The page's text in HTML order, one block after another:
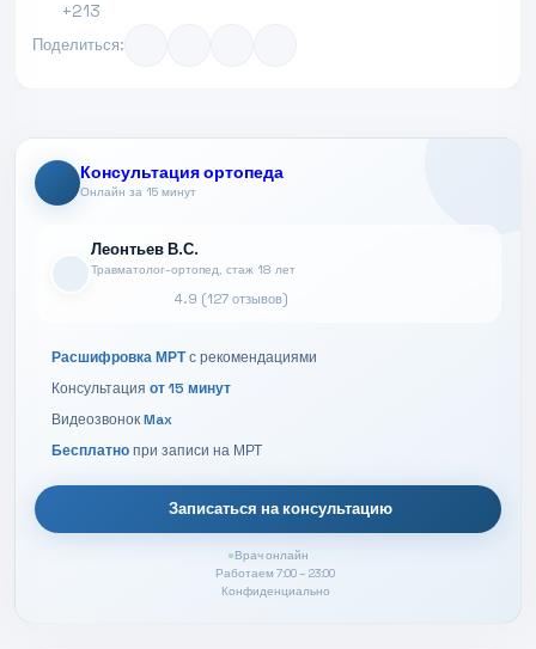
+213
Поделиться:
Консультация ортопеда
Онлайн за 15 минут
Леонтьев В.С.
Травматолог-ортопед, стаж 18 лет
4.9 (127 отзывов)
Расшифровка МРТс рекомендациями
Консультация от 15 минут
Видеозвонок Max
Бесплатно при записи на МРТ
Записаться на консультацию
Врач онлайн
Работаем 7:00 – 23:00
Конфиденциально